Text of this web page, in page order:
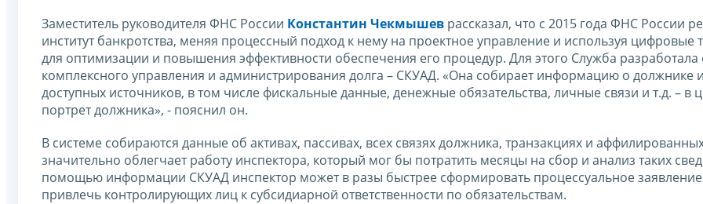
Заместитель руководителя ФНС России Константин Чекмышев рассказал, что с 2015 года ФНС России
институт банкротства, меняя процессный подход к нему на проектное управление и используя цифровые
для оптимизации и повышения эффективности обеспечения его процедур. Для этого Служба разработала
комплексного управления и администрирования долга – СКУАД. «Она собирает информацию о должнике
доступных источников, в том числе фискальные данные, денежные обязательства, личные связи и т.д. – в
портрет должника», - пояснил он.
В системе собираются данные об активах, пассивах, всех связях должника, транзакциях и
значительно облегчает работу инспектора, который мог бы потратить месяцы на сбор и анализ таких
помощью информации СКУАД инспектор может в разы быстрее сформировать процессуальное
привлечь контролирующих лиц к субсидиарной ответственности по обязательствам.